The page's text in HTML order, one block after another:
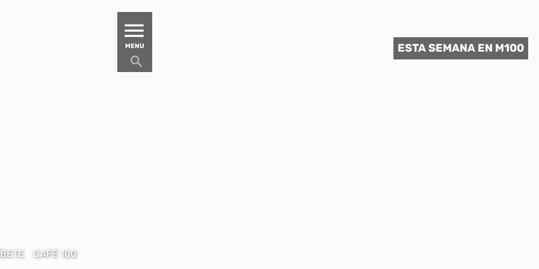
MENU
CAFÉ 100
ESTA SEMANA EN M100